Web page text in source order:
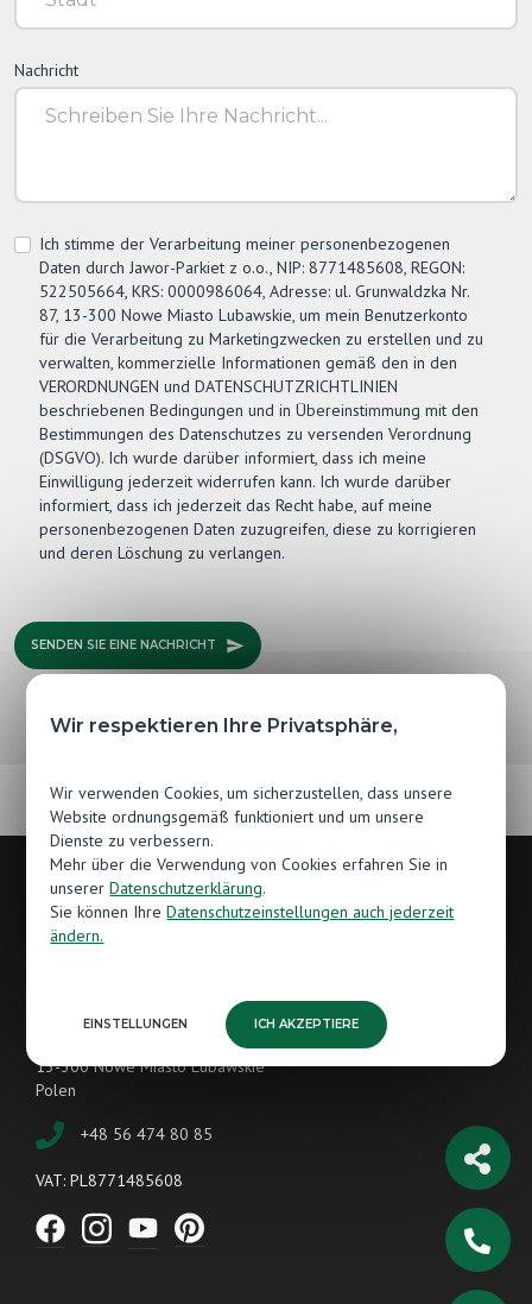
Nachricht
Ich stimme der Verarbeitung meiner personenbezogenen
Daten durch Jawor-Parkiet z o.o., NIP: 8771485608, REGON:
522505664, KRS: 0000986064, Adresse: ul. Grunwaldzka Nr.
87, 13-300 Nowe Miasto Lubawskie, um mein Benutzerkonto
für die Verarbeitung zu Marketingzwecken zu erstellen und zu
verwalten, kommerzielle Informationen gemäß den in den
VERORDNUNGEN und DATENSCHUTZRICHTLINIEN
beschriebenen Bedingungen und in Übereinstimmung mit den
Bestimmungen des Datenschutzes zu versenden Verordnung
(DSGVO). Ich wurde darüber informiert, dass ich meine
Einwilligung jederzeit widerrufen kann. Ich wurde darüber
informiert, dass ich jederzeit das Recht habe, auf meine
personenbezogenen Daten zuzugreifen, diese zu korrigieren
und deren Löschung zu verlangen.
SENDEN SIE EINE NACHRICHT
Kontakt
13-300 Nowe Miasto Lubawskie
Polen
+48 56 474 80 85
VAT: PL8771485608
Wir respektieren Ihre Privatsphäre,
Wir verwenden Cookies, um sicherzustellen, dass unsere
Website ordnungsgemäß funktioniert und um unsere
Dienste zu verbessern.
Mehr über die Verwendung von Cookies erfahren Sie in
unsererDatenschutzerklärung.
Sie können IhreDatenschutzeinstellungen auch jederzeit
ändern.
EINSTELLUNGEN ICH AKZEPTIERE